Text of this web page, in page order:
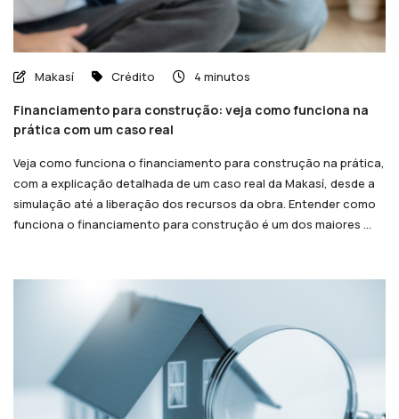
Makasí Crédito 4 minutos
Financiamento para construção: veja como funciona na
prática com um caso real
Veja como funciona o financiamento para construção na prática,
com a explicação detalhada de um caso real da Makasí, desde a
simulação até a liberação dos recursos da obra. Entender como
funciona o financiamento para construção é um dos maiores ...